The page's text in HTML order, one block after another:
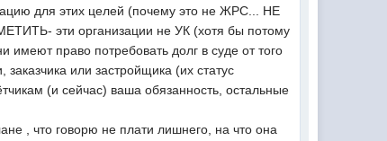
для этих целей (почему это не ЖРС... НЕ
эти организации не УК (хотя бы потому
право потребовать долг в суде от того
или застройщика (их статус
(и сейчас) ваша обязанность, остальные
, что говорю не плати лишнего, на что она